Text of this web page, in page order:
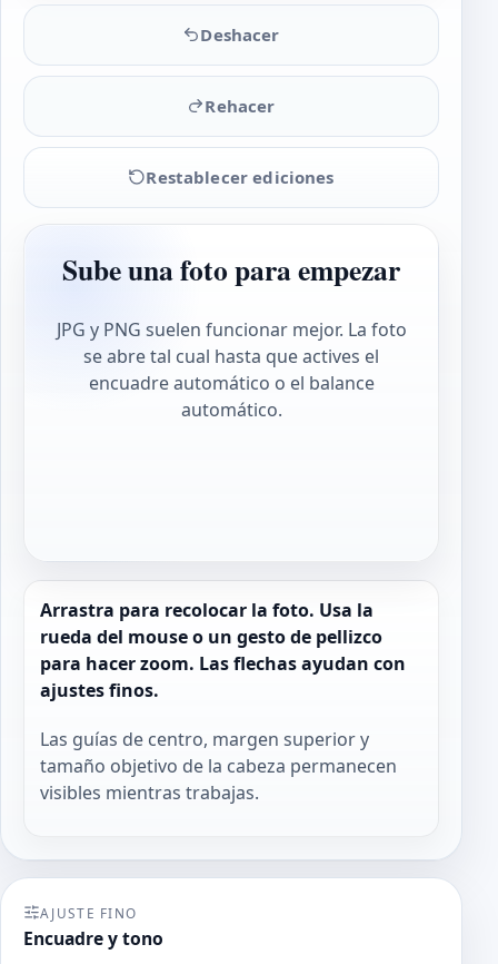
Deshacer
Rehacer
Restablecer ediciones
Sube una foto para empezar
JPG y PNG suelen funcionar mejor. La foto
se abre tal cual hasta que actives el
encuadre automático o el balance
automático.
Arrastra para recolocar la foto. Usa la
rueda del mouse o un gesto de pellizco
para hacer zoom. Las flechas ayudan con
ajustes finos.
Las guías de centro, margen superior y
tamaño objetivo de la cabeza permanecen
visibles mientras trabajas.
AJUSTE FINO
Encuadre y tono